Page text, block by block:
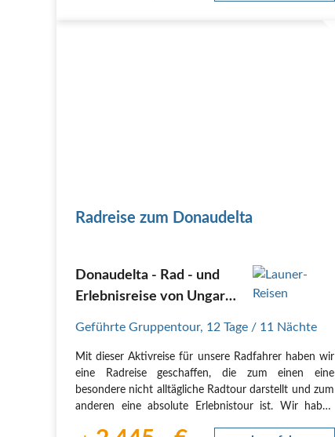
Radreise zum Donaudelta
Donaudelta - Rad - und
Erlebnisreise von Ungarn
Geführte Gruppentour, 12 Tage / 11 Nächte
Mit dieser Aktivreise für unsere Radfahrer haben wir
eine Radreise geschaffen, die zum einen eine
besondere nicht alltägliche Radtour darstellt und zum
anderen eine absolute Erlebnistour ist. Wir haben